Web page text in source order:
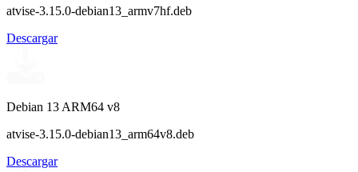
atvise-3.15.0-debian13_armv7hf.deb
Descargar
Debian 13 ARM64 v8
atvise-3.15.0-debian13_arm64v8.deb
Descargar